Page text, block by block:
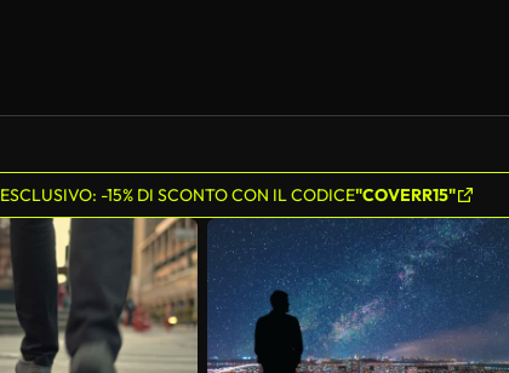
ESCLUSIVO: -15% DI SCONTO CON IL CODICE"COVERR15"